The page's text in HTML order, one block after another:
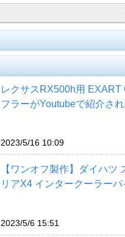
レクサスRX500h用 EXART
フラーがYoutubeで紹介さ
2023/5/16 10:09
【ワンオフ製作】ダイハツ
リアX4 インタークーラーパ
2023/5/6 15:51